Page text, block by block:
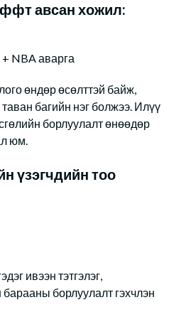
авсан хожил:
NBA аварга
өндөр өсөлттэй байж,
багийн нэг болжээ. Илүү
борлуулалт өнөөдөр
юм.
үзэгчдийн тоо
ивээн тэтгэлэг,
борлуулалт гэхчлэн